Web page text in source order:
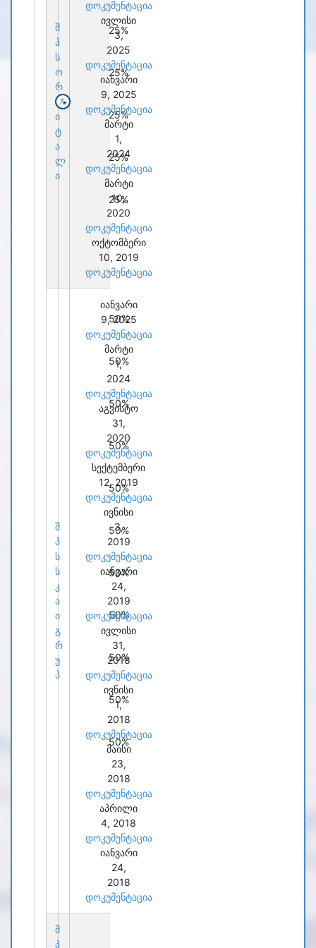
შ
პ
ს
ო
რ
ბ
ი
ტ
ა
ლ
ი
25%
25%
25%
25%
25%
დოკუმენტაცია
ივლისი
3,
2025
დოკუმენტაცია
იანვარი
9, 2025
დოკუმენტაცია
მარტი
1,
2024
დოკუმენტაცია
მარტი
10,
2020
დოკუმენტაცია
ოქტომბერი
10, 2019
დოკუმენტაცია
შ
პ
ს
ს
კ
ა
ი
გ
რ
უ
პ
50%
50%
50%
50%
50%
50%
50%
50%
50%
50%
50%
იანვარი
9, 2025
დოკუმენტაცია
მარტი
1,
2024
დოკუმენტაცია
აგვისტო
31,
2020
დოკუმენტაცია
სექტემბერი
12, 2019
დოკუმენტაცია
ივნისი
3,
2019
დოკუმენტაცია
იანვარი
24,
2019
დოკუმენტაცია
ივლისი
31,
2018
დოკუმენტაცია
ივნისი
1,
2018
დოკუმენტაცია
მაისი
23,
2018
დოკუმენტაცია
აპრილი
4, 2018
დოკუმენტაცია
იანვარი
24,
2018
დოკუმენტაცია
შ
პ